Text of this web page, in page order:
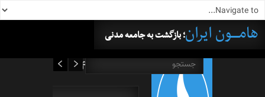
هامــــون ایران؛ بازگشت به جامعه مدنی